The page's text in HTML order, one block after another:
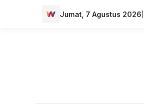
Jumat, 7 Agustus 2026